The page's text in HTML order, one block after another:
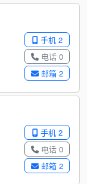
手机 2
电话 0
邮箱 2
手机 2
电话 0
邮箱 2